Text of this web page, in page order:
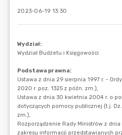
2023-06-19 13:30